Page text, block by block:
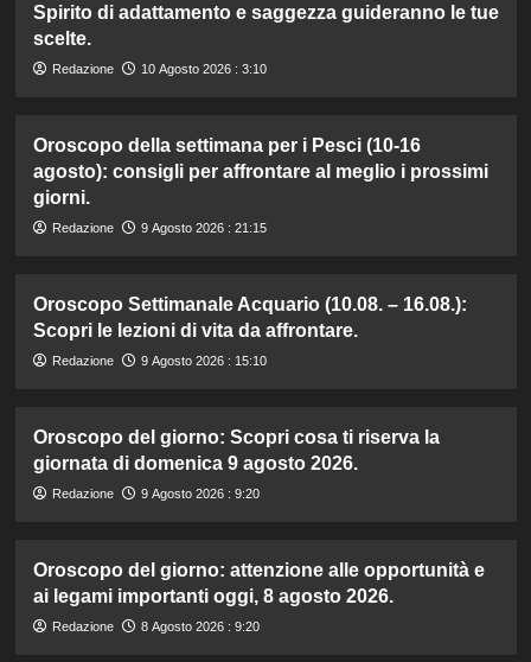
Spirito di adattamento e saggezza guideranno le tue
scelte.
Redazione 10 Agosto 2026 : 3:10
Oroscopo della settimana per i Pesci (10-16
agosto): consigli per affrontare al meglio i prossimi
giorni.
Redazione 9 Agosto 2026 : 21:15
Oroscopo Settimanale Acquario (10.08. – 16.08.):
Scopri le lezioni di vita da affrontare.
Redazione 9 Agosto 2026 : 15:10
Oroscopo del giorno: Scopri cosa ti riserva la
giornata di domenica 9 agosto 2026.
Redazione 9 Agosto 2026 : 9:20
Oroscopo del giorno: attenzione alle opportunità e
ai legami importanti oggi, 8 agosto 2026.
Redazione 8 Agosto 2026 : 9:20